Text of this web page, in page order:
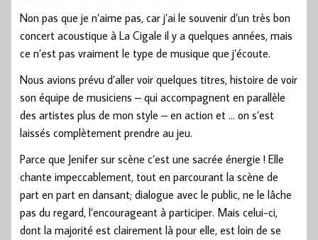
Non pas que je n’aime pas, car j’ai le souvenir d’un très bon
concert acoustique à La Cigale il y a quelques années, mais
ce n’est pas vraiment le type de musique que j’écoute.
Nous avions prévu d’aller voir quelques titres, histoire de voir
son équipe de musiciens – qui accompagnent en parallèle
des artistes plus de mon style – en action et … on s’est
laissés complètement prendre au jeu.
Parce que Jenifer sur scène c’est une sacrée énergie ! Elle
chante impeccablement, tout en parcourant la scène de
part en part en dansant; dialogue avec le public, ne le lâche
pas du regard, l’encourageant à participer. Mais celui-ci,
dont la majorité est clairement là pour elle, est loin de se